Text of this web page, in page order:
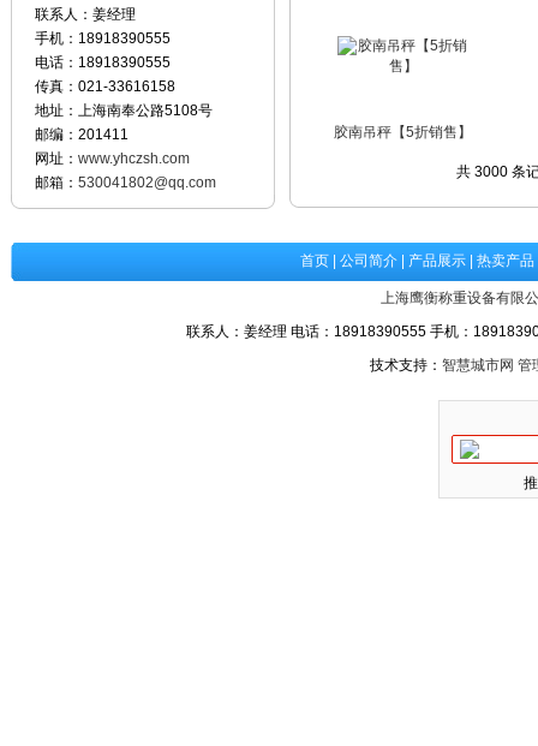
联系人：姜经理
手机：18918390555
电话：18918390555
传真：021-33616158
地址：上海南奉公路5108号
邮编：201411
网址： www.yhczsh.com
邮箱： 530041802@qq.com
胶南吊秤【5折销售】
共 3000 条
首页 公司简介 产品展示 热卖产品
上海鹰衡称重设备有限
联系人：姜经理 电话：18918390555 手机：
技术支持： 智慧城市网 管